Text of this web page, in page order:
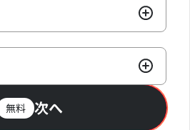
無料 次へ